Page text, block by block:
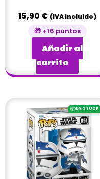
15,90 € (IVA incluido)
🎁 +16 puntos
Añadir al
carrito
📦EN STOCK